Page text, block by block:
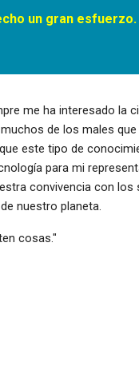
un gran
me ha interesado la
de los males
este tipo de
para mi
convivencia con los
nuestro planeta.
cosas."